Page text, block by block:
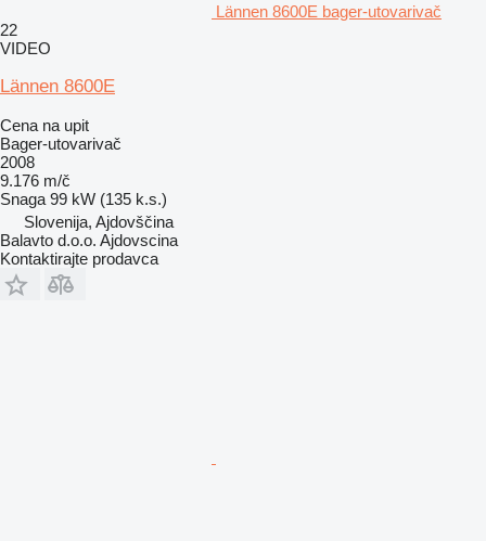
Lännen 8600E bager-utovarivač
22
VIDEO
Lännen 8600E
Cena na upit
Bager-utovarivač
2008
9.176 m/č
Snaga 99 kW (135 k.s.)
Slovenija, Ajdovščina
Balavto d.o.o. Ajdovscina
Kontaktirajte prodavca